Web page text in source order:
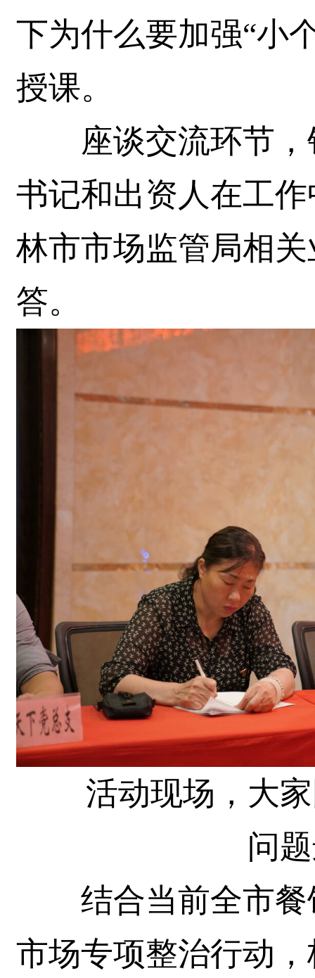
下为什么要加强“小
授课。
座谈交流环节，
书记和出资人在工
林市市场监管局相
答。
活动现场，大
问
结合当前全市餐
市场专项整治行动